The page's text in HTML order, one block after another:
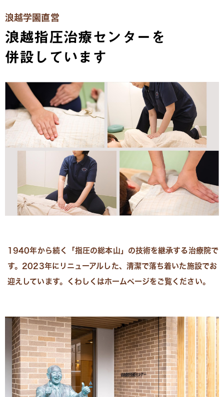
浪越学園直営
浪越指圧治療センターを
併設しています
1940年から続く「指圧の総本山」の技術を継承する治療院で
す。2023年にリニューアルした、清潔で落ち着いた施設でお
迎えしています。くわしくはホームページをご覧ください。